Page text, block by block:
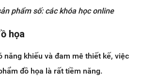
phẩm số: các khóa học online
họa
năng khiếu và đam mê thiết kế, việc
đồ họa là rất tiềm năng.